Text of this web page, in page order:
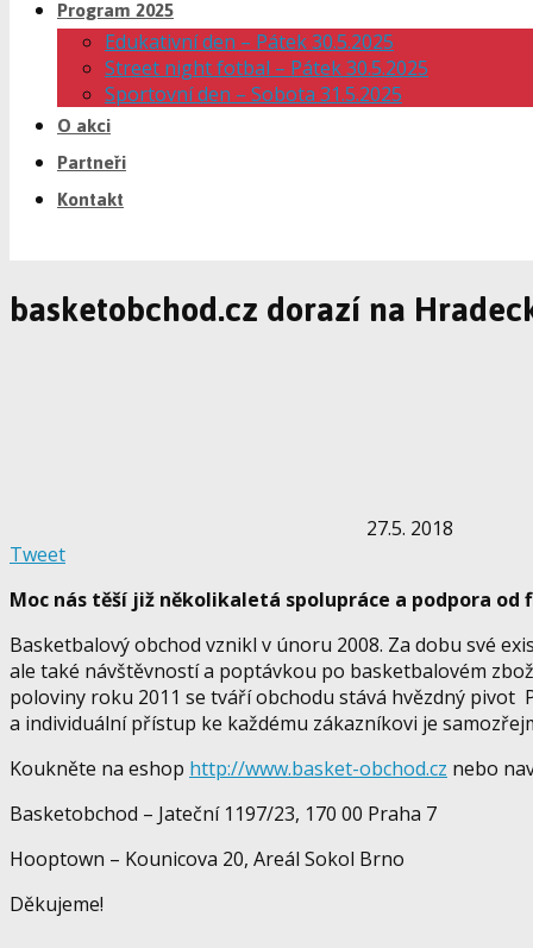
Program 2025
Edukativní den – Pátek 30.5.2025
Street night fotbal – Pátek 30.5.2025
Sportovní den – Sobota 31.5.2025
O akci
Partneři
Kontakt
basketobchod.cz dorazí na
27.5. 2018
Tweet
Moc nás těší již několikaletá spolupráce a podpora
Basketbalový obchod vznikl v únoru 2008. Za dobu své
ale také návštěvností a poptávkou po basketbalovém
poloviny roku 2011 se tváří obchodu stává hvězdný
a individuální přístup ke každému zákazníkovi je
Koukněte na eshop http://www.basket-obchod.cz nebo
Basketobchod – Jateční 1197/23, 170 00 Praha 7
Hooptown – Kounicova 20, Areál Sokol Brno
Děkujeme!